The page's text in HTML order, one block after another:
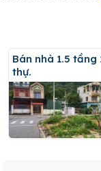
Bán nhà 1.5 tầng 2x tỉ.đường to.xung quang toàn biệt
thự.